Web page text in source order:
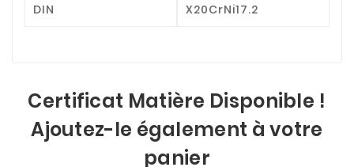
DIN X20CrNi17.2
Certificat Matière Disponible !
Ajoutez-le également à votre
panier